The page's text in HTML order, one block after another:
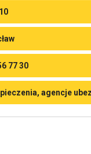
77 30
agencje